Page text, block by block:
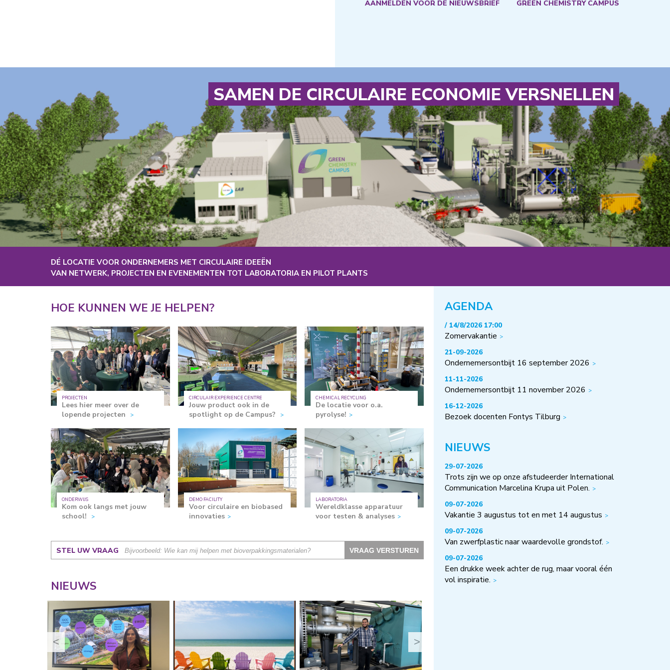
AANMELDEN VOOR DE NIEUWSBRIEF GREEN CHEMISTRY CAMPUS
SAMEN DE CIRCULAIRE ECONOMIE VERSNELLEN
DÉ LOCATIE VOOR ONDERNEMERS MET CIRCULAIRE IDEEËN
VAN NETWERK, PROJECTEN EN EVENEMENTEN TOT LABORATORIA EN PILOT PLANTS
HOE KUNNEN WE JE HELPEN?
PROJECTEN
Lees hier meer over de
lopende projecten
CIRCULAIR EXPERIENCE CENTRE
Jouw product ook in de
spotlight op de Campus?
CHEMICAL RECYCLING
De locatie voor o.a.
pyrolyse!
ONDERWIJS
Kom ook langs met jouw
school!
DEMO FACILITY
Voor circulaire en biobased
innovaties
LABORATORIA
Wereldklasse apparatuur
voor testen & analyses
STEL UW VRAAG
NIEUWS
< >
AGENDA
/ 14/8/2026 17:00
Zomervakantie
21-09-2026
Ondernemersontbijt 16 september 2026
11-11-2026
Ondernemersontbijt 11 november 2026
16-12-2026
Bezoek docenten Fontys Tilburg
NIEUWS
29-07-2026
Trots zijn we op onze afstudeerder International
Communication Marcelina Krupa uit Polen.
09-07-2026
Vakantie 3 augustus tot en met 14 augustus
09-07-2026
Van zwerfplastic naar waardevolle grondstof.
09-07-2026
Een drukke week achter de rug, maar vooral één
vol inspiratie.